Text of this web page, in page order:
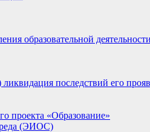
образовательной деятельности
последствий его
проекта «Образование»
(ЭИОС)